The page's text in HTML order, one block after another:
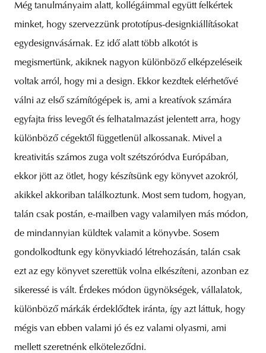
Még tanulmányaim alatt, kollégáimmal együtt felkértek
minket, hogy szervezzünk prototípus-designkiállításokat
egydesignvásárnak. Ez idő alatt több alkotót is
megismertünk, akiknek nagyon különböző elképzeléseik
voltak arról, hogy mi a design. Ekkor kezdtek elérhetővé
válni az első számítógépek is, ami a kreatívok számára
egyfajta friss levegőt és felhatalmazást jelentett arra, hogy
különböző cégektől függetlenül alkossanak. Mivel a
kreativitás számos zuga volt szétszóródva Európában,
ekkor jött az ötlet, hogy készítsünk egy könyvet azokról,
akikkel akkoriban találkoztunk. Most sem tudom, hogyan,
talán csak postán, e-mailben vagy valamilyen más módon,
de mindannyian küldtek valamit a könyvbe. Sosem
gondolkodtunk egy könyvkiadó létrehozásán, talán csak
ezt az egy könyvet szerettük volna elkészíteni, azonban ez
sikeressé is vált. Érdekes módon ügynökségek, vállalatok,
különböző márkák érdeklődtek iránta, így azt láttuk, hogy
mégis van ebben valami jó és ez valami olyasmi, ami
mellett szeretnénk elköteleződni.